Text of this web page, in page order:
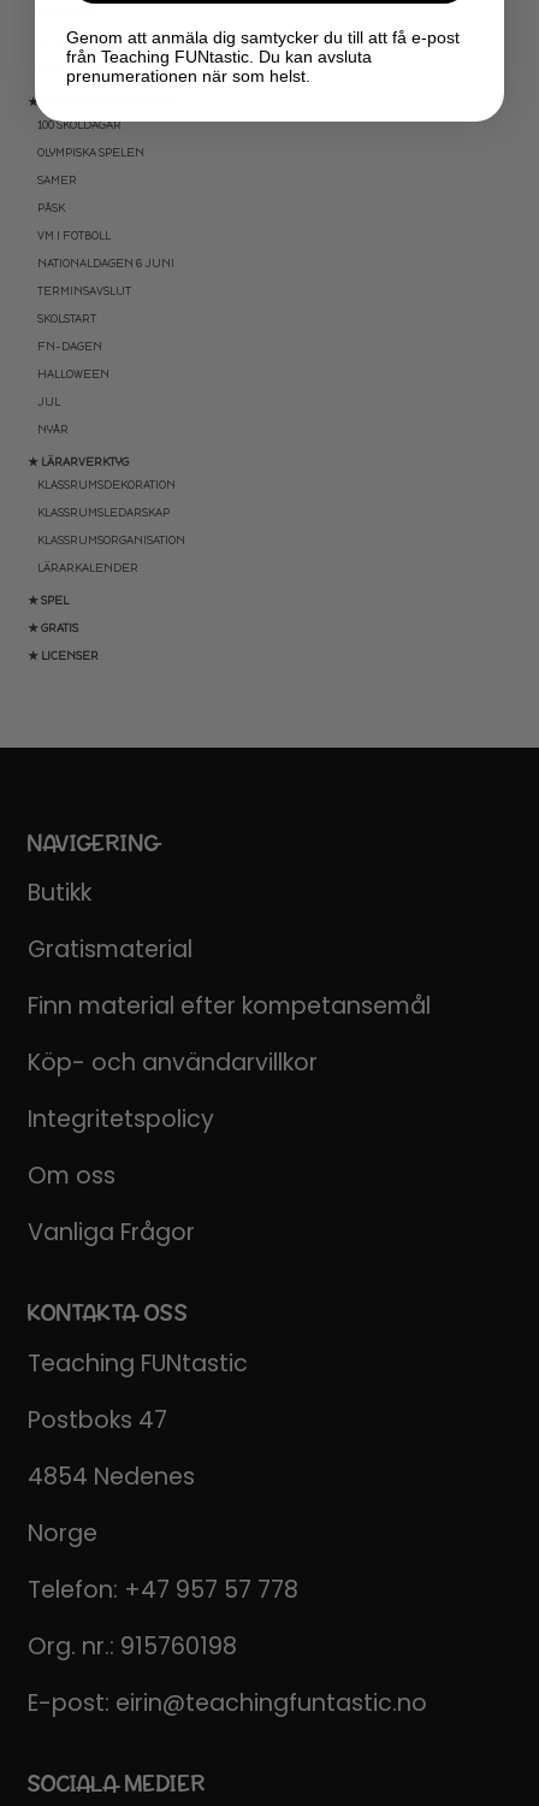
SPRÅKSPIRALEN
★ SÄSONG OCH HÖGTIDER
100 SKOLDAGAR
OLYMPISKA SPELEN
SAMER
PÅSK
VM I FOTBOLL
NATIONALDAGEN 6 JUNI
TERMINSAVSLUT
SKOLSTART
FN-DAGEN
HALLOWEEN
JUL
NYÅR
★ LÄRARVERKTYG
KLASSRUMSDEKORATION
KLASSRUMSLEDARSKAP
KLASSRUMSORGANISATION
LÄRARKALENDER
★ SPEL
★ GRATIS
★ LICENSER
NAVIGERING
Butikk
Gratismaterial
Finn material efter kompetansemål
Köp- och användarvillkor
Integritetspolicy
Om oss
Vanliga Frågor
KONTAKTA OSS
Teaching FUNtastic
Postboks 47
4854 Nedenes
Norge
Telefon: +47 957 57 778
Org. nr.: 915760198
E-post: eirin@teachingfuntastic.no
SOCIALA MEDIER
Genom att anmäla dig samtycker du till att få e-post
från Teaching FUNtastic. Du kan avsluta
prenumerationen när som helst.